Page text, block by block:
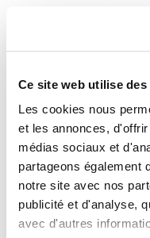
Ce site web utilise des
Les cookies nous
et les annonces,
médias sociaux et
partageons également
notre site avec nos
publicité et d'analyse,
avec d'autres
Astekaria 157.PDF